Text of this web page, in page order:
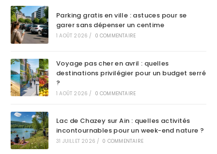
Parking gratis en ville : astuces pour se
garer sans dépenser un centime
1 AOÛT 2026 / 0 COMMENTAIRE
Voyage pas cher en avril : quelles
destinations privilégier pour un budget serré
?
1 AOÛT 2026 / 0 COMMENTAIRE
Lac de Chazey sur Ain : quelles activités
incontournables pour un week-end nature ?
31 JUILLET 2026 / 0 COMMENTAIRE